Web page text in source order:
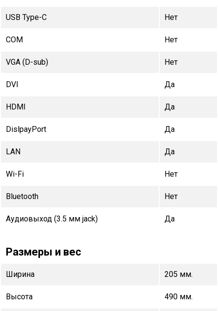
USB Type-C Нет
COM Нет
VGA (D-sub) Нет
DVI Да
HDMI Да
DislpayPort Да
LAN Да
Wi-Fi Нет
Bluetooth Нет
Аудиовыход (3.5 мм jack) Да
Размеры и вес
Ширина 205 мм.
Высота 490 мм.